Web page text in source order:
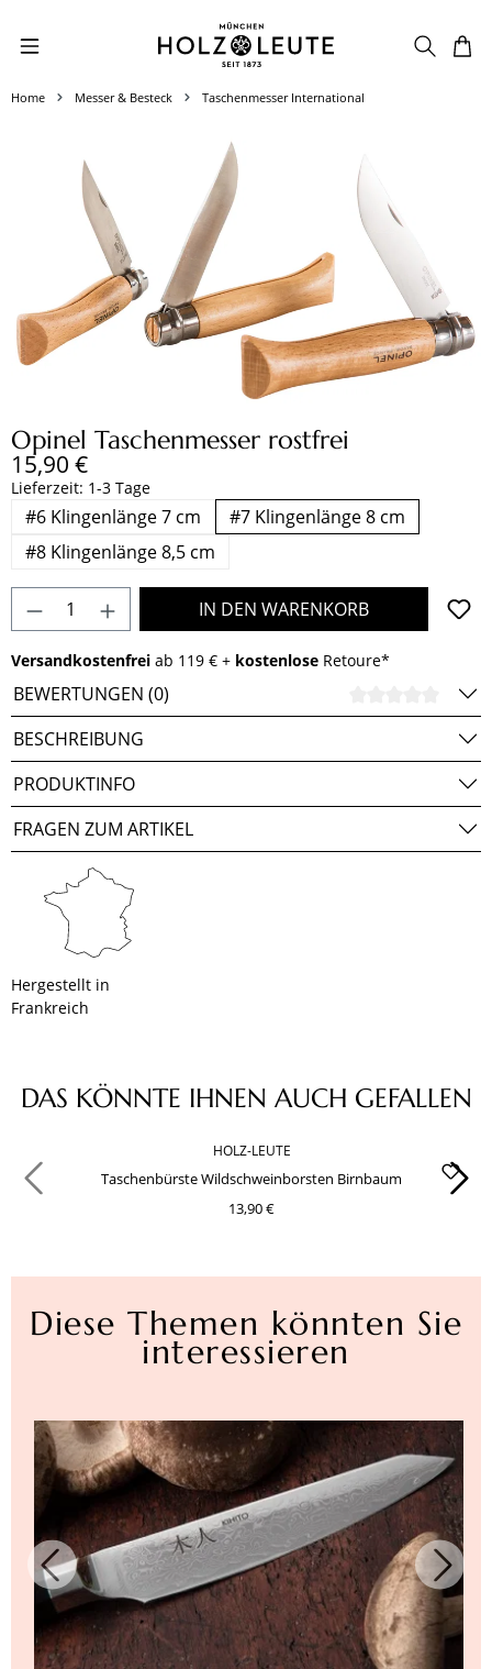
Zum Hauptinhalt springen
Home Messer & Besteck Taschenmesser International
Opinel Taschenmesser rostfrei
Regulärer Preis:
15,90 €
Lieferzeit: 1-3 Tage
#6 Klingenlänge 7 cm
#7 Klingenlänge 8 cm
#8 Klingenlänge 8,5 cm
Produkt Anzahl: Gib den gewünschten
IN DEN WARENKORB
Versandkostenfrei ab 119 € + kostenlose Retoure*
BEWERTUNGEN (0)
BESCHREIBUNG
PRODUKTINFO
FRAGEN ZUM ARTIKEL
Hergestellt in
Frankreich
Produktgalerie überspringen
DAS KÖNNTE IHNEN AUCH GEFALLEN
HOLZ-LEUTE
Taschenbürste Wildschweinborsten Birnbaum
13,90 €
Diese Themen könnten Sie
interessieren